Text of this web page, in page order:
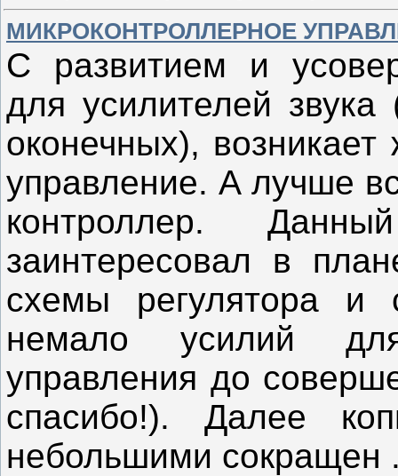
МИКРОКОНТРОЛЛЕРНОЕ
С развитием и
для усилителей звука
оконечных),
управление. А лучше
контроллер.
заинтересовал в
схемы регулятора и
немало усилий
управления до
спасибо!). Далее
небольшими сокращен